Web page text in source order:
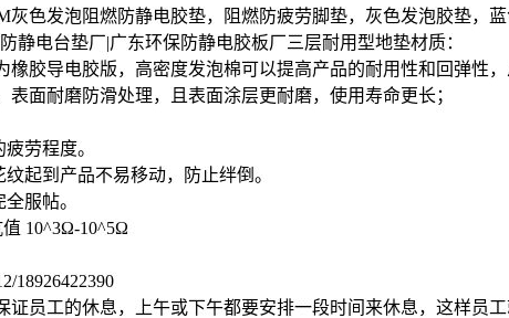
色发泡阻燃防静电胶垫，阻燃防疲劳脚垫，灰色发泡胶垫，
静电台垫厂|广东环保防静电胶板厂三层耐用型地垫材质：
橡胶导电胶版，高密度发泡棉可以提高产品的耐用性和回弹性，
面耐磨防滑处理，且表面涂层更耐磨，使用寿命更长；
劳程度。
起到产品不易移动，防止绊倒。
服帖。
10^3Ω-10^5Ω
18926422390
员工的休息，上午或下午都要安排一段时间来休息，这样员